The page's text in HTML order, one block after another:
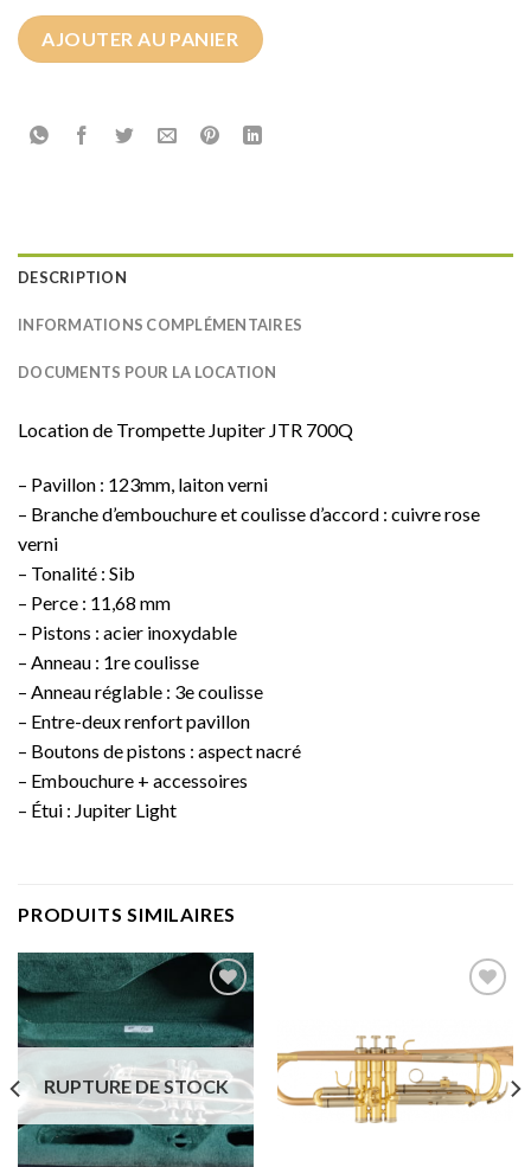
AJOUTER AU PANIER
DESCRIPTION
INFORMATIONS COMPLÉMENTAIRES
DOCUMENTS POUR LA LOCATION
Location de Trompette Jupiter JTR 700Q
– Pavillon : 123mm, laiton verni
– Branche d’embouchure et coulisse d’accord : cuivre rose
verni
– Tonalité : Sib
– Perce : 11,68 mm
– Pistons : acier inoxydable
– Anneau : 1re coulisse
– Anneau réglable : 3e coulisse
– Entre-deux renfort pavillon
– Boutons de pistons : aspect nacré
– Embouchure + accessoires
– Étui : Jupiter Light
PRODUITS SIMILAIRES
wishlist
RUPTURE DE STOCK
Add to
wishlist